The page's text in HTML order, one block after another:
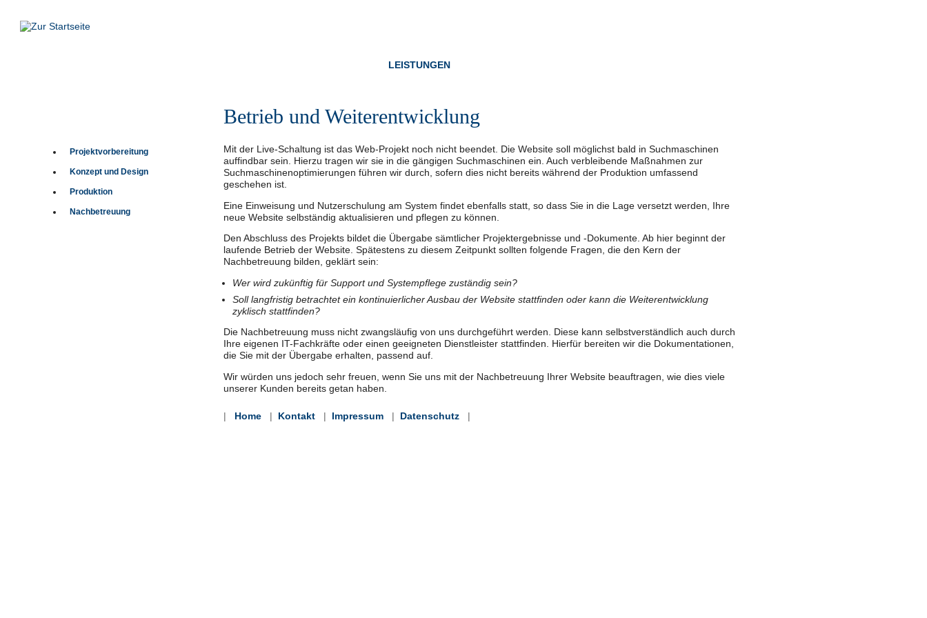
LEISTUNGEN
Projektvorbereitung
Konzept und Design
Produktion
Nachbetreuung
Betrieb und Weiterentwicklung
Mit der Live-Schaltung ist das Web-Projekt noch nicht beendet. Die Website soll möglichst bald in Suchmaschinen
auffindbar sein. Hierzu tragen wir sie in die gängigen Suchmaschinen ein. Auch verbleibende Maßnahmen zur
Suchmaschinenoptimierungen führen wir durch, sofern dies nicht bereits während der Produktion umfassend
geschehen ist.
Eine Einweisung und Nutzerschulung am System findet ebenfalls statt, so dass Sie in die Lage versetzt werden, Ihre
neue Website selbständig aktualisieren und pflegen zu können.
Den Abschluss des Projekts bildet die Übergabe sämtlicher Projektergebnisse und -Dokumente. Ab hier beginnt der
laufende Betrieb der Website. Spätestens zu diesem Zeitpunkt sollten folgende Fragen, die den Kern der
Nachbetreuung bilden, geklärt sein:
Wer wird zukünftig für Support und Systempflege zuständig sein?
Soll langfristig betrachtet ein kontinuierlicher Ausbau der Website stattfinden oder kann die Weiterentwicklung
zyklisch stattfinden?
Die Nachbetreuung muss nicht zwangsläufig von uns durchgeführt werden. Diese kann selbstverständlich auch durch
Ihre eigenen IT-Fachkräfte oder einen geeigneten Dienstleister stattfinden. Hierfür bereiten wir die Dokumentationen,
die Sie mit der Übergabe erhalten, passend auf.
Wir würden uns jedoch sehr freuen, wenn Sie uns mit der Nachbetreuung Ihrer Website beauftragen, wie dies viele
unserer Kunden bereits getan haben.
Home Kontakt Impressum Datenschutz